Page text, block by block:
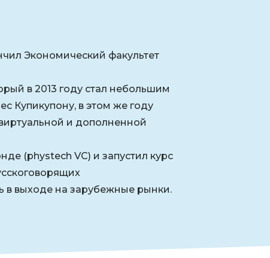
Экономический факультет
в 2013 году стал небольшим
Купикупону, в этом же году
и дополненной
(phystech VC) и запустил курс
в выходе на зарубежные рынки.